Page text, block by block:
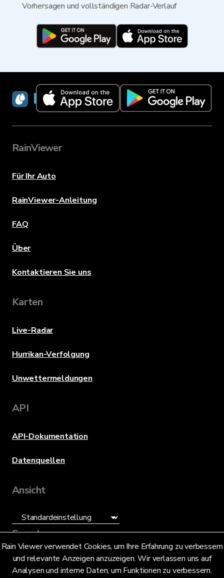
Vorhersagen und vollständigen Radar-Verlauf
Rain Viewer verwendet Cookies, um Ihre Erfahrung zu verbessern
und relevante Anzeigen anzuzeigen. Wir verlassen uns auf
Analysen und interne Daten, um Funktionen zu verbessern.
RainViewer
RainViewer
Für Ihr Auto
RainViewer-Anleitung
FAQ
Über
Kontaktieren Sie uns
Karten
Live-Radar
Hurrikan-Verfolgung
Unwettermeldungen
API
API-Dokumentation
Datenquellen
Ansicht
Sprache
Deutsch (DE)